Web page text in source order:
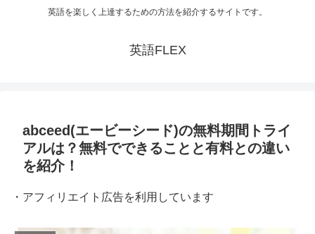
英語を楽しく上達するための方法を紹介するサイトです。
英語FLEX
abceed(エービーシード)の無料期間トライ
アルは？無料でできることと有料との違い
を紹介！
・アフィリエイト広告を利用しています